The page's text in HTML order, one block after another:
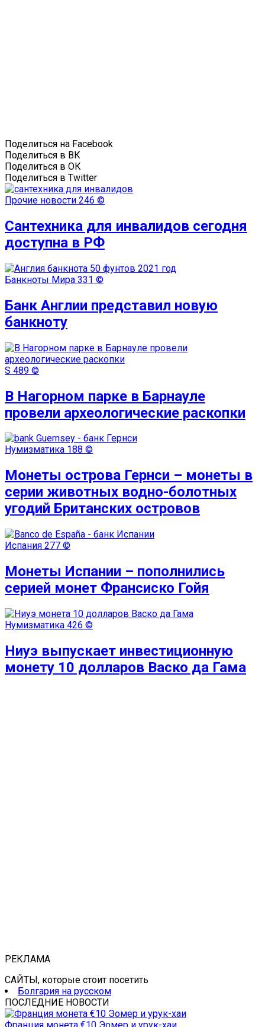
Поделиться на Facebook
Поделиться в ВК
Поделиться в ОК
Поделиться в Twitter
Прочие новости 246 ©
Сантехника для инвалидов сегодня
доступна в РФ
Банкноты Мира 331 ©
Банк Англии представил новую
банкноту
S 489 ©
В Нагорном парке в Барнауле
провели археологические раскопки
Нумизматика 188 ©
Монеты острова Гернси – монеты в
серии животных водно-болотных
угодий Британских островов
Испания 277 ©
Монеты Испании – пополнились
серией монет Франсиско Гойя
Нумизматика 426 ©
Ниуэ выпускает инвестиционную
монету 10 долларов Васко да Гама
РЕКЛАМА
САЙТЫ, которые стоит посетить
Болгария на русском
ПОСЛЕДНИЕ НОВОСТИ